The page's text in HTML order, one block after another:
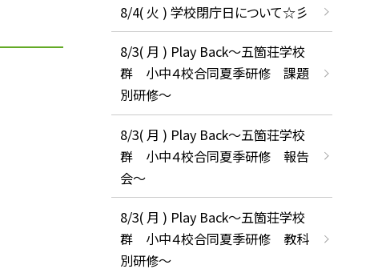
8/4( 火 ) 学校閉庁日について☆彡
8/3( 月 ) Play Back～五箇荘学校
群 小中４校合同夏季研修 課題
別研修～
8/3( 月 ) Play Back～五箇荘学校
群 小中４校合同夏季研修 報告
会～
8/3( 月 ) Play Back～五箇荘学校
群 小中４校合同夏季研修 教科
別研修～